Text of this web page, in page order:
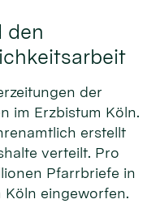
den
der
im Erzbistum Köln.
erstellt
verteilt. Pro
Pfarrbriefe in
Köln eingeworfen.